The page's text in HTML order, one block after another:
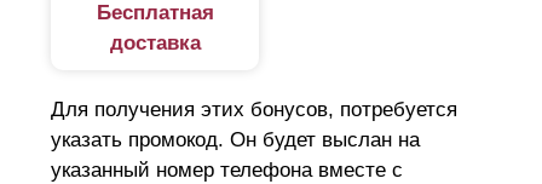
Бесплатная
доставка
Для получения этих бонусов, потребуется
указать промокод. Он будет выслан на
указанный номер телефона вместе с